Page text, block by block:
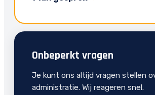
Onbeperkt vragen
Je kunt ons altijd vragen stellen
administratie. Wij reageren snel.